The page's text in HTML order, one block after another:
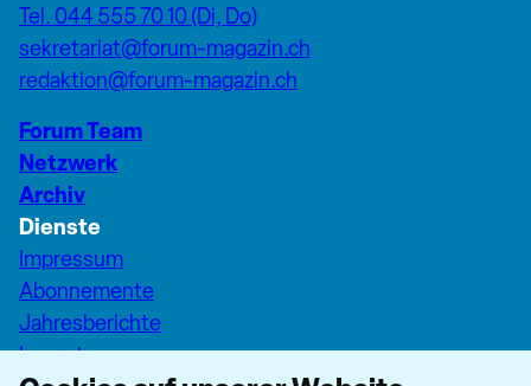
Tel. 044 555 70 10 (Di, Do)
sekretariat@forum-magazin.ch
redaktion@forum-magazin.ch
Forum Team
Netzwerk
Archiv
Dienste
Impressum
Abonnemente
Jahresberichte
Inserate